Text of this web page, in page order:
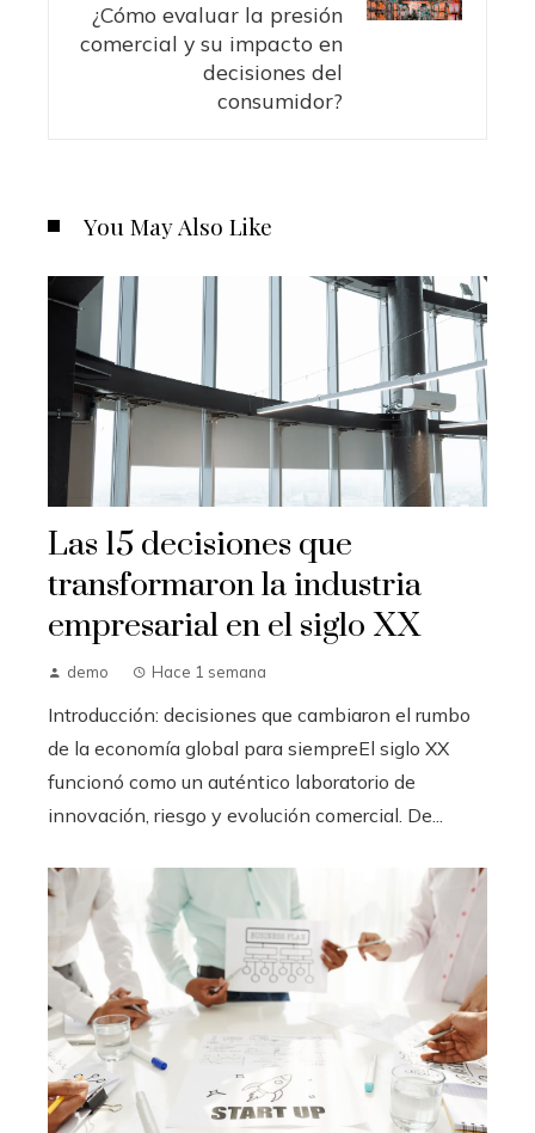
¿Cómo evaluar la presión
comercial y su impacto en
decisiones del
consumidor?
You May Also Like
Las 15 decisiones que
transformaron la industria
empresarial en el siglo XX
demo Hace 1 semana
Introducción: decisiones que cambiaron el rumbo
de la economía global para siempreEl siglo XX
funcionó como un auténtico laboratorio de
innovación, riesgo y evolución comercial. De...